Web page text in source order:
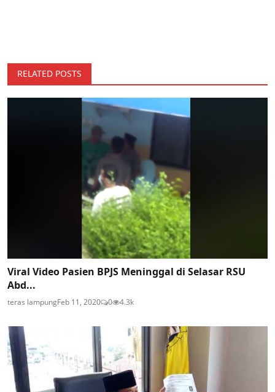
RELATED POSTS
Viral Video Pasien BPJS Meninggal di Selasar RSU
Abd...
teras lampungFeb 11, 2020 0 4.3k